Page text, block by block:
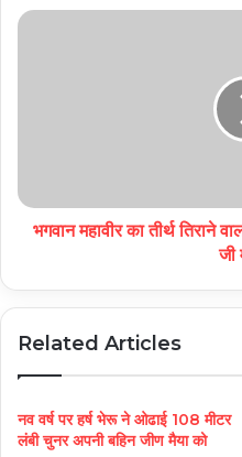
भगवान महावीर का तीर्थ तिराने
जी
Related Articles
नव वर्ष पर हर्ष भेरू ने ओढाई 108 मीटर
लंबी चुनर अपनी बहिन जीण मैया को